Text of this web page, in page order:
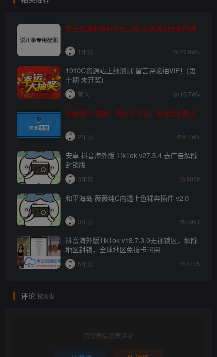
老王资源部落APP已上线-永远找到回家的路
1年前 77.9W+
1910C资源站上线测试 留言评论抽VIP！(第
十期 未开奖)
前天 15.7W+
小地球仪-游戏、看片不卡顿，永远找到老王
2年前 6.4W+
安卓 抖音海外版 TikTok v27.5.4 去广告解除
封锁版
3年前 8050
和平海岛·薇薇纯C内透上色裸奔插件 v2.0
3年前 7991
抖音海外版TikTok v18.7.3.0无视锁区，解除
地区封锁，全球地区免拔卡可用
5年前 7405
评论 抢沙发
请登录后发表评论